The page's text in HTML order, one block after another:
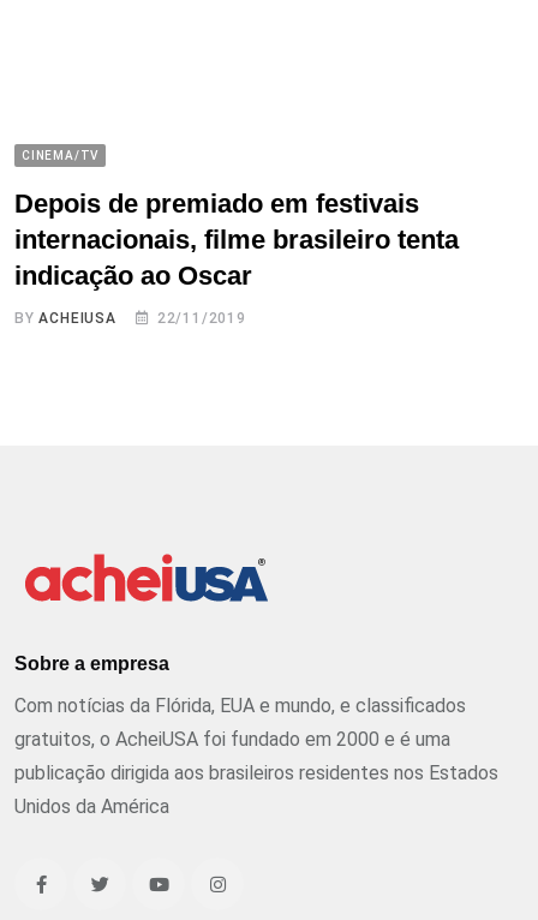
CINEMA/TV
Depois de premiado em festivais
internacionais, filme brasileiro tenta
indicação ao Oscar
BYACHEIUSA 22/11/2019
Sobre a empresa
Com notícias da Flórida, EUA e mundo, e classificados
gratuitos, o AcheiUSA foi fundado em 2000 e é uma
publicação dirigida aos brasileiros residentes nos Estados
Unidos da América